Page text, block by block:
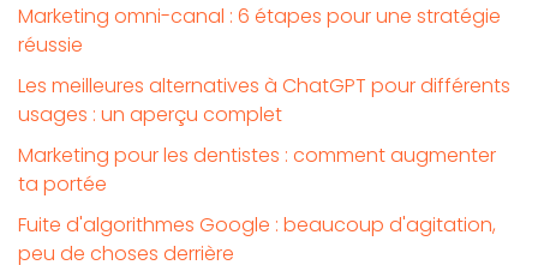
Marketing omni-canal : 6 étapes pour une stratégie
réussie
Les meilleures alternatives à ChatGPT pour différents
usages : un aperçu complet
Marketing pour les dentistes : comment augmenter
ta portée
Fuite d'algorithmes Google : beaucoup d'agitation,
peu de choses derrière